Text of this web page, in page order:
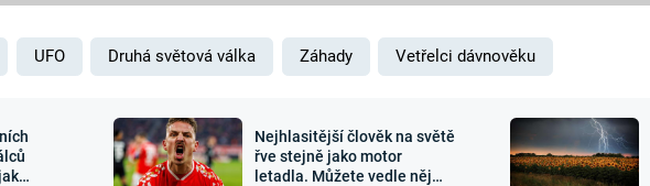
MARS
Záhady a
Zajímavosti
UFO Druhá světová válka Záhady Vetřelci dávnověku
Nejhlasitější člověk na světě
řve stejně jako motor
letadla. Můžete vedle něj